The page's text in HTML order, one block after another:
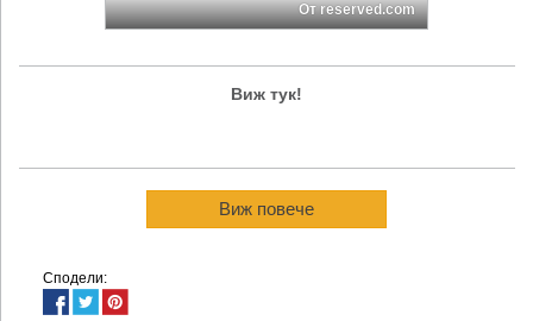
От reserved.com
Виж тук!
Виж повече
Сподели: